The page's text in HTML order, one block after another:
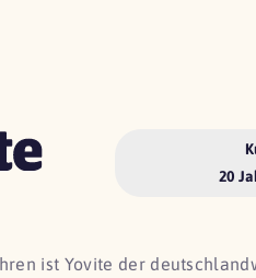
20
ist Yovite der